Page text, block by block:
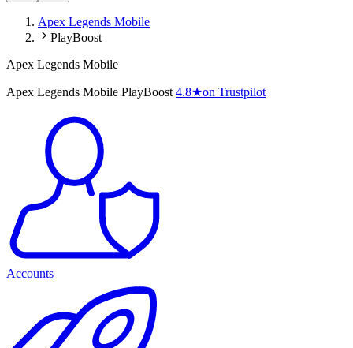
Apex Legends Mobile
PlayBoost
Apex Legends Mobile
Apex Legends Mobile PlayBoost 4.8★on Trustpilot
Accounts